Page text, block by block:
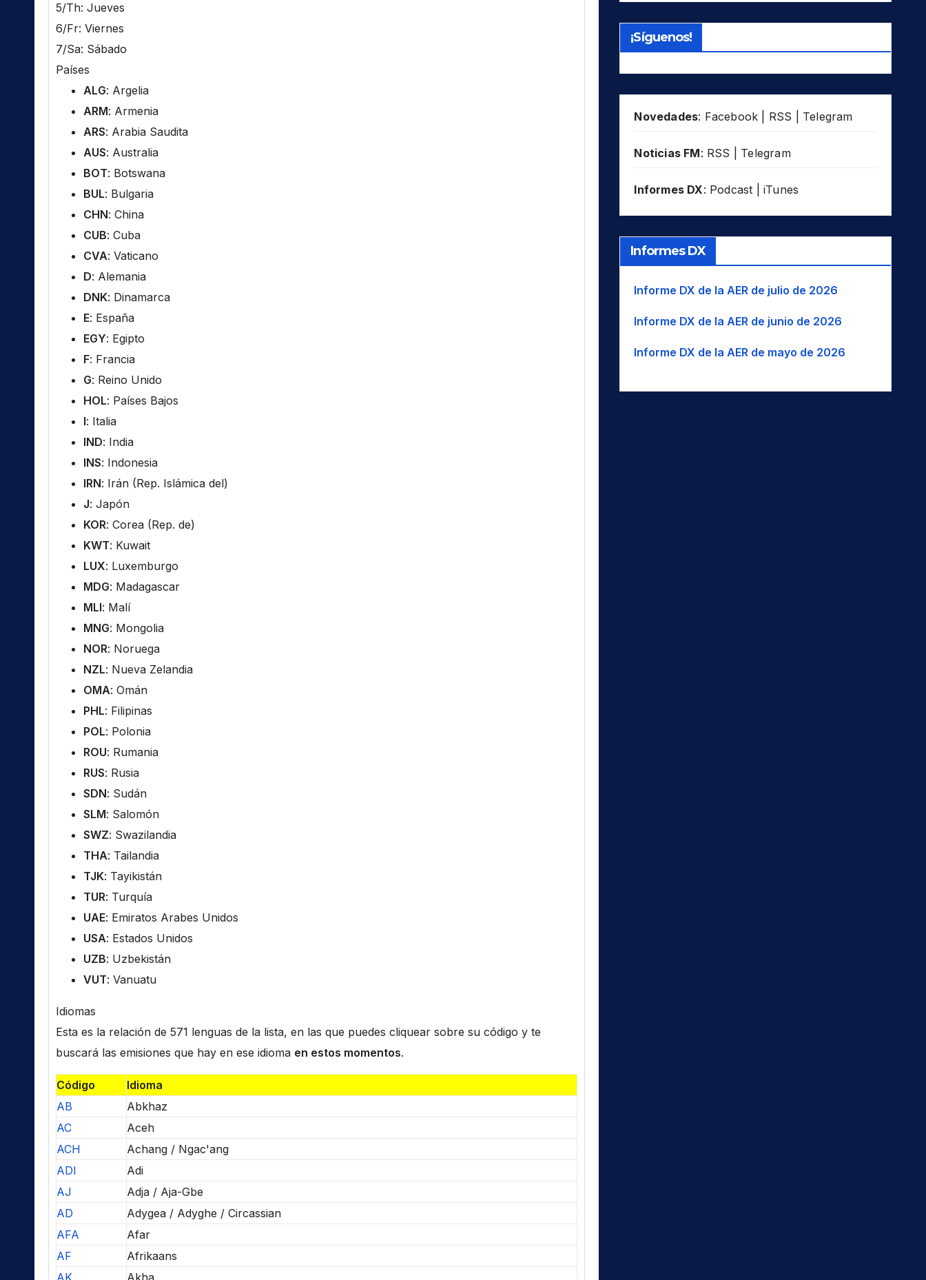
5/Th: Jueves
6/Fr: Viernes
7/Sa: Sábado
Países
ALG: Argelia
ARM: Armenia
ARS: Arabia Saudita
AUS: Australia
BOT: Botswana
BUL: Bulgaria
CHN: China
CUB: Cuba
CVA: Vaticano
D: Alemania
DNK: Dinamarca
E: España
EGY: Egipto
F: Francia
G: Reino Unido
HOL: Países Bajos
I: Italia
IND: India
INS: Indonesia
IRN: Irán (Rep. Islámica del)
J: Japón
KOR: Corea (Rep. de)
KWT: Kuwait
LUX: Luxemburgo
MDG: Madagascar
MLI: Malí
MNG: Mongolia
NOR: Noruega
NZL: Nueva Zelandia
OMA: Omán
PHL: Filipinas
POL: Polonia
ROU: Rumania
RUS: Rusia
SDN: Sudán
SLM: Salomón
SWZ: Swazilandia
THA: Tailandia
TJK: Tayikistán
TUR: Turquía
UAE: Emiratos Arabes Unidos
USA: Estados Unidos
UZB: Uzbekistán
VUT: Vanuatu
Idiomas
Esta es la relación de 571 lenguas de la lista, en las que puedes cliquear sobre su código y te
buscará las emisiones que hay en ese idioma en estos momentos.
Código
Idioma
AB
Abkhaz
AC
Aceh
ACH
Achang / Ngac'ang
ADI
Adi
AJ
Adja / Aja-Gbe
AD
Adygea / Adyghe / Circassian
AFA
Afar
AF
Afrikaans
¡Síguenos!
Novedades: Facebook RSS Telegram
Noticias FM: RSS Telegram
Informes DX: Podcast iTunes
Informes DX
Informe DX de la AER de julio de 2026
Informe DX de la AER de junio de 2026
Informe DX de la AER de mayo de 2026